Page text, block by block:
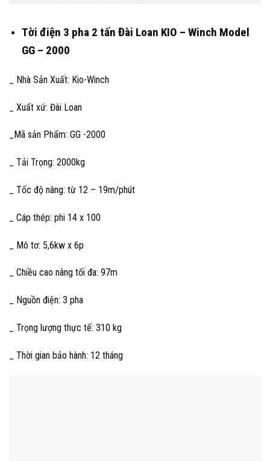
Tời điện 3 pha 2 tấn Đài Loan KIO – Winch Model
GG – 2000
_ Nhà Sản Xuất: Kio-Winch
_ Xuất xứ: Đài Loan
_Mã sản Phẩm: GG -2000
_ Tải Trọng: 2000kg
_ Tốc độ nâng: từ 12 – 19m/phút
_ Cáp thép: phi 14 x 100
_ Mô tơ: 5,6kw x 6p
_ Chiều cao nâng tối đa: 97m
_ Nguồn điện: 3 pha
_ Trọng lượng thực tế: 310 kg
_ Thời gian bảo hành: 12 tháng